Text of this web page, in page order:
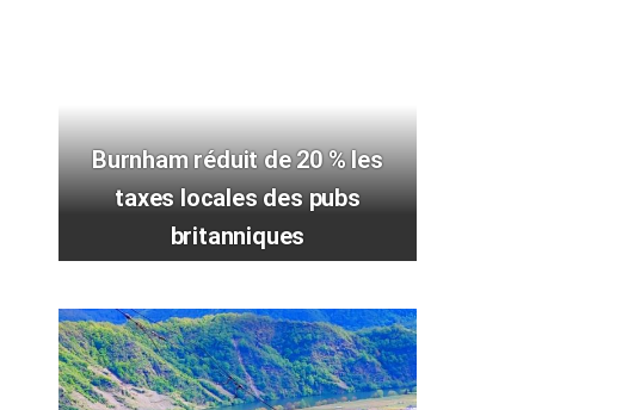
Burnham réduit de 20 % les
taxes locales des pubs
britanniques